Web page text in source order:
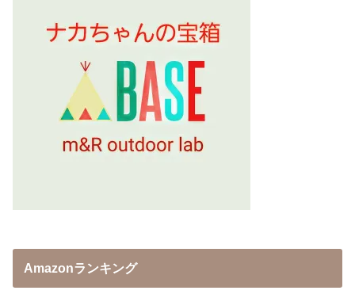
Amazonランキング